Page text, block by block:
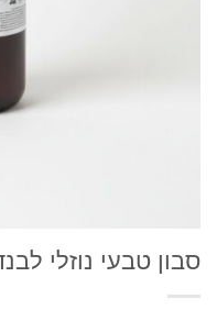
סבון טבעי נוזלי לבנדר- 1